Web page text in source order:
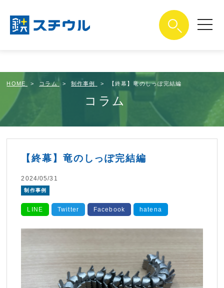
toggle
HOME コラム 制作事例 【終幕】竜のしっぽ完結編
コラム
【終幕】竜のしっぽ完結編
2024/05/31
制作事例
LINE Twitter Facebook hatena